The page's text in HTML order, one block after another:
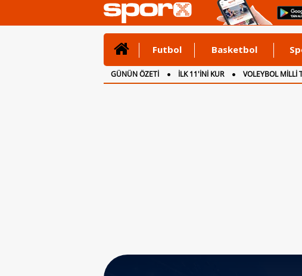
Futbol Basketbol
GÜNÜN ÖZETİ İLK 11'İNİ KUR VOLEYBOL MİLLİ
CANLI ANLATIM
İNGİLTERE